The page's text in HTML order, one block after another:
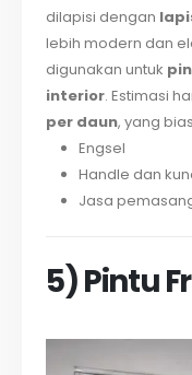
dilapisi dengan
lebih modern dan
digunakan untuk
interior. Estimasi
per daun, yang
Engsel
Handle dan
Jasa
5) Pintu